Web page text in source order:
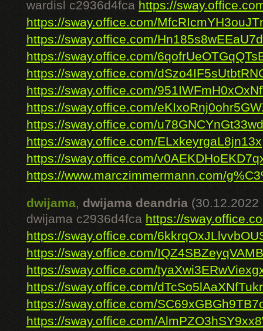
wardisl c2936d4fca https://
https://sway.office.com/
https://sway.office.com/
https://sway.office.com/
https://sway.office.com/
https://sway.office.com/
https://sway.office.com/
https://sway.office.com/
https://sway.office.com/ELxkeyrgaL8jn13x
https://sway.office.com/
https://www.marczimmermann.com/
dwijama, dwijama deandria (30.12.2022
dwijama c2936d4fca https://
https://sway.office.com/
https://sway.office.com/
https://sway.office.com/
https://sway.office.com/dTcSo5lAaXNfTukr
https://sway.office.com/
https://sway.office.com/